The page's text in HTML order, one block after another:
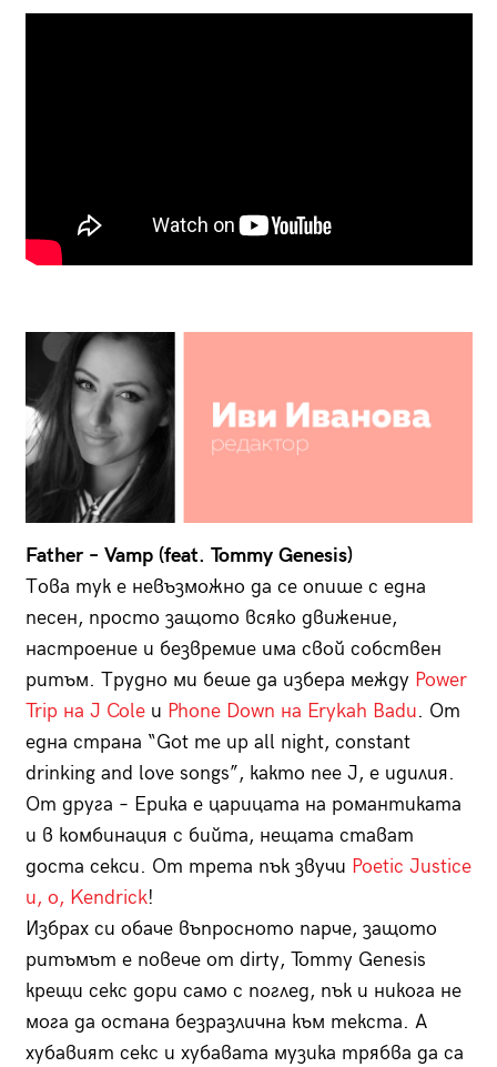
Father – Vamp (feat. Tommy Genesis)
Това тук е невъзможно да се опише с една
песен, просто защото всяко движение,
настроение и безвремие има свой собствен
ритъм. Трудно ми беше да избера между Power
Trip на J Coleи Phone Down на Erykah Badu. От
една страна “Got me up all night, constant
drinking and love songs”, както пее J, е идилия.
От друга – Ерика е царицата на романтиката
и в комбинация с бийта, нещата стават
доста секси. От трета пък звучи Poetic Justice
и, о, Kendrick!
Избрах си обаче въпросното парче, защото
ритъмът е повече от dirty, Tommy Genesis
крещи секс дори само с поглед, пък и никога не
мога да остана безразлична към текста. А
хубавият секс и хубавата музика трябва да са